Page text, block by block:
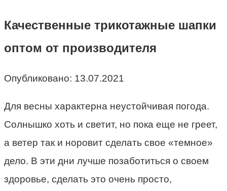
Качественные трикотажные шапки
оптом от производителя
Опубликовано: 13.07.2021
Для весны характерна неустойчивая погода.
Солнышко хоть и светит, но пока еще не греет,
а ветер так и норовит сделать свое «темное»
дело. В эти дни лучше позаботиться о своем
здоровье, сделать это очень просто,